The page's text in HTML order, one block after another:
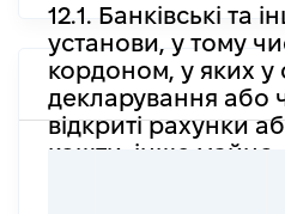
12.1. Банківські та
установи, у тому
кордоном, у яких у
декларування або
відкриті рахунки
кошти, інше майно